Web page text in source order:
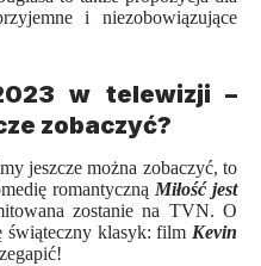
i niezobowiązujące
w telewizji –
zobaczyć?
jeszcze można zobaczyć, to
romantyczną Miłość jest
zostanie na TVN. O
świąteczny klasyk: film Kevin